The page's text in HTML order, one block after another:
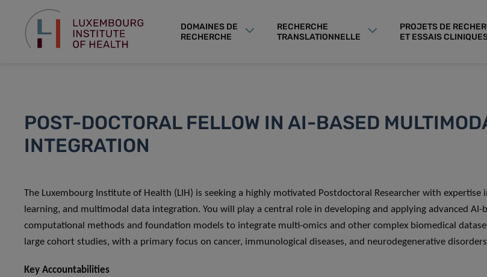
DOMAINES DE
RECHERCHE
RECHERCHE
TRANSLATIONNELLE
PROJETS DE
ET ESSAIS
POST-DOCTORAL FELLOW IN AI-BASED
INTEGRATION
The Luxembourg Institute of Health (LIH) is seeking a highly motivated Postdoctoral Researcher with expertise
learning, and multimodal data integration. You will play a central role in developing and applying advanced AI-
computational methods and foundation models to integrate multi-omics and other complex biomedical
large cohort studies, with a primary focus on cancer, immunological diseases, and neurodegenerative
Key Accountabilities